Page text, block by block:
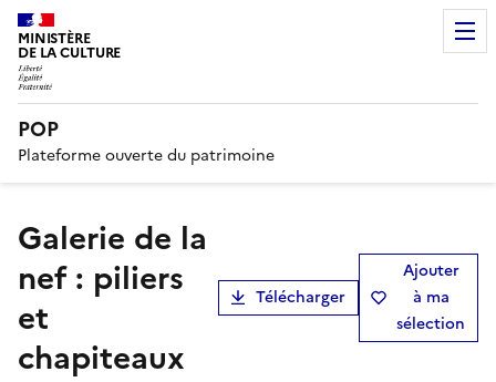
MINISTÈRE
DE LA CULTURE
POP
Plateforme ouverte du patrimoine
Galerie de la
nef : piliers
et
chapiteaux
Télécharger
Ajouter
à ma
sélection